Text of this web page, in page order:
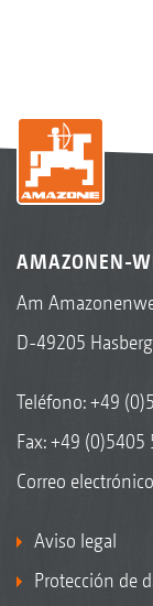
InsectGuard
Extintor2+3
AMAZONEN-
Am
D-49205
Teléfono:+49
Fax: +49
Correo
Aviso legal
Protección de